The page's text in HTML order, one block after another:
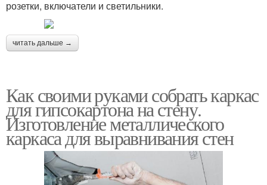
розетки, включатели и светильники.
читать дальше →
Как своими руками собрать каркас
для гипсокартона на стену.
Изготовление металлического
каркаса для выравнивания стен